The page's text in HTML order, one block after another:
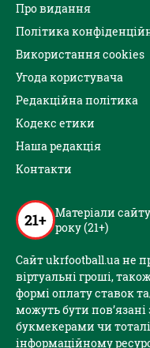
Про видання
Політика
Використання cookies
Угода користувача
Редакційна політика
Кодекс етики
Наша редакція
Контакти
21+ Матеріали
року (21+)
Сайт ukrfootball.ua не
віртуальні гроші,
формі оплату ставок
можуть бути
букмекерами чи
інформаційному